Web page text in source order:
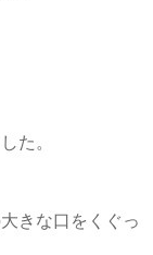
た。
きな口をくぐっ